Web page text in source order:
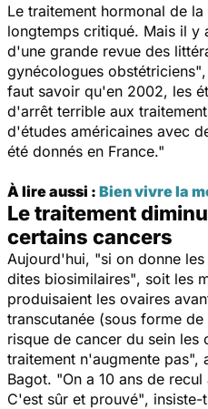
Le traitement hormonal de
longtemps critiqué. Mais il y
d'une grande revue des
gynécologues obstétriciens"
faut savoir qu'en 2002, les
d'arrêt terrible aux
d'études américaines avec
été donnés en France."
À lire aussi : Bien vivre la
Le traitement
certains cancers
Aujourd'hui, "si on donne
dites biosimilaires", soit les
produisaient les ovaires
transcutanée (sous forme
risque de cancer du sein les
traitement n'augmente pas",
Bagot. "On a 10 ans de
C'est sûr et prouvé", insiste-